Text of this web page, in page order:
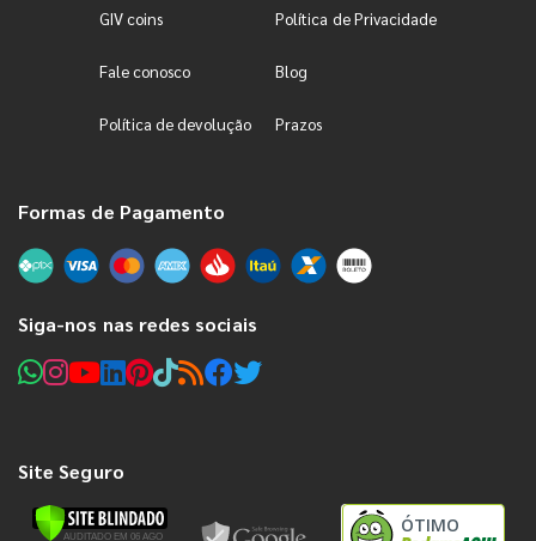
GIV coins Política de Privacidade
Fale conosco Blog
Política de devolução Prazos
Formas de Pagamento
Siga-nos nas redes sociais
Site Seguro
ÓTIMO